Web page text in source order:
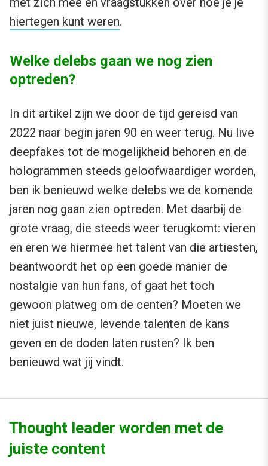
hiertegen kunt weren.
Welke delebs gaan we nog zien
optreden?
In dit artikel zijn we door de tijd gereisd van
2022 naar begin jaren 90 en weer terug. Nu live
deepfakes tot de mogelijkheid behoren en de
hologrammen steeds geloofwaardiger worden,
ben ik benieuwd welke delebs we de komende
jaren nog gaan zien optreden. Met daarbij de
grote vraag, die steeds weer terugkomt: vieren
en eren we hiermee het talent van die artiesten,
beantwoordt het op een goede manier de
nostalgie van hun fans, of gaat het toch
gewoon platweg om de centen? Moeten we
niet juist nieuwe, levende talenten de kans
geven en de doden laten rusten? Ik ben
benieuwd wat jij vindt.
Thought leader worden met de
juiste content